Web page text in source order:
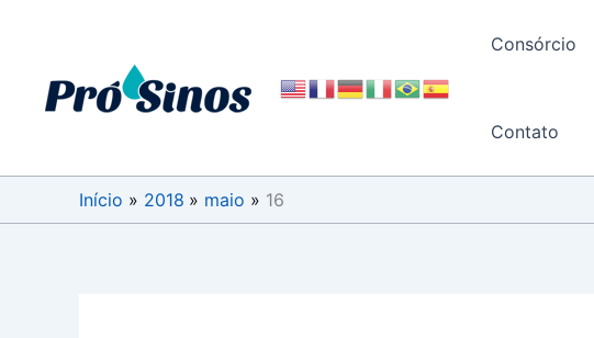
conteúdo
Consórcio
Contato
Início 2018 maio 16